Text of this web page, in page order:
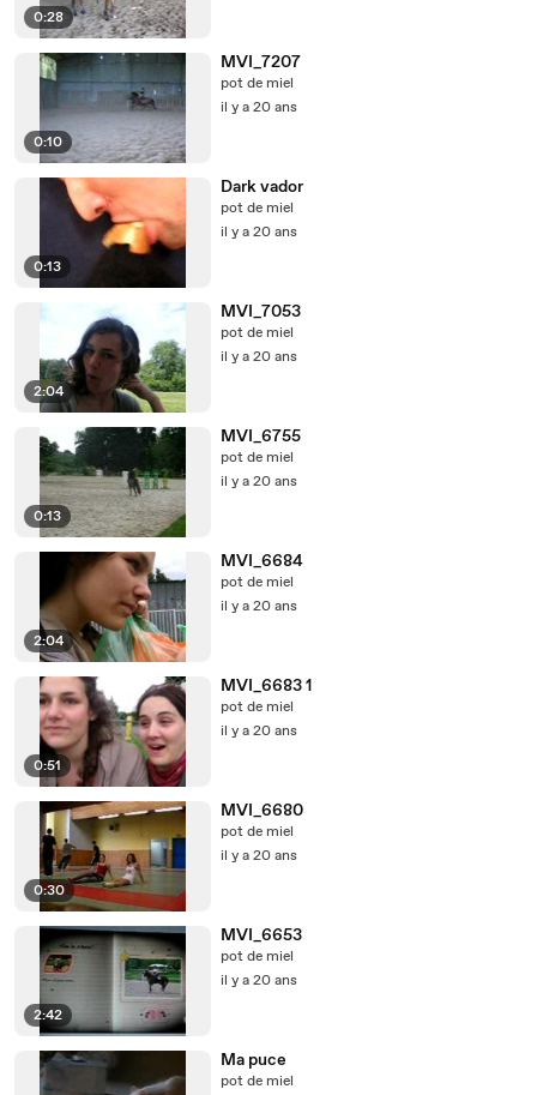
0:28
0:10
MVI_7207
pot de miel
il y a 20 ans
0:13
Dark vador
pot de miel
il y a 20 ans
2:04
MVI_7053
pot de miel
il y a 20 ans
0:13
MVI_6755
pot de miel
il y a 20 ans
2:04
MVI_6684
pot de miel
il y a 20 ans
0:51
MVI_6683 1
pot de miel
il y a 20 ans
0:30
MVI_6680
pot de miel
il y a 20 ans
2:42
MVI_6653
pot de miel
il y a 20 ans
Ma puce
pot de miel